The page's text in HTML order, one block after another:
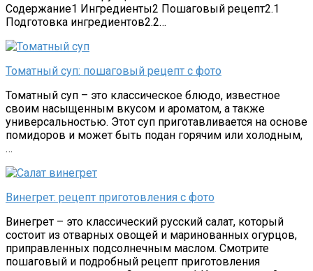
Содержание1 Ингредиенты2 Пошаговый рецепт2.1
Подготовка ингредиентов2.2…
Томатный суп: пошаговый рецепт с фото
Томатный суп – это классическое блюдо, известное
своим насыщенным вкусом и ароматом, а также
универсальностью. Этот суп приготавливается на основе
помидоров и может быть подан горячим или холодным,
…
Винегрет: рецепт приготовления с фото
Винегрет – это классический русский салат, который
состоит из отварных овощей и маринованных огурцов,
приправленных подсолнечным маслом. Смотрите
пошаговый и подробный рецепт приготовления